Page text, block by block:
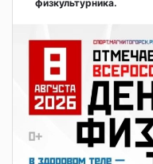
физкультурника.